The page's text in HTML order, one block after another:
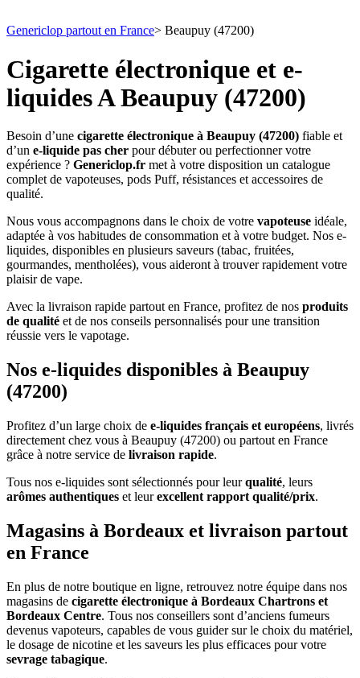
Genericlop partout en France> Beaupuy (47200)
Cigarette électronique et e-
liquides A Beaupuy (47200)
Besoin d’une cigarette électronique à Beaupuy (47200) fiable et
d’un e-liquide pas cher pour débuter ou perfectionner votre
expérience ? Genericlop.fr met à votre disposition un catalogue
complet de vapoteuses, pods Puff, résistances et accessoires de
qualité.
Nous vous accompagnons dans le choix de votre vapoteuse idéale,
adaptée à vos habitudes de consommation et à votre budget. Nos e-
liquides, disponibles en plusieurs saveurs (tabac, fruitées,
gourmandes, mentholées), vous aideront à trouver rapidement votre
plaisir de vape.
Avec la livraison rapide partout en France, profitez de nos produits
de qualité et de nos conseils personnalisés pour une transition
réussie vers le vapotage.
Nos e-liquides disponibles à Beaupuy
(47200)
Profitez d’un large choix de e-liquides français et européens, livrés
directement chez vous à Beaupuy (47200) ou partout en France
grâce à notre service de livraison rapide.
Tous nos e-liquides sont sélectionnés pour leurqualité, leurs
arômes authentiques et leurexcellent rapport qualité/prix.
Magasins à Bordeaux et livraison partout
en France
En plus de notre boutique en ligne, retrouvez notre équipe dans nos
magasins de cigarette électronique à Bordeaux Chartrons et
Bordeaux Centre. Tous nos conseillers sont d’anciens fumeurs
devenus vapoteurs, capables de vous guider sur le choix du matériel,
le dosage de nicotine et les saveurs les plus efficaces pour votre
sevrage tabagique.